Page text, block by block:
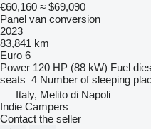
€60,160 ≈ $69,090
Panel van conversion
2023
83,841 km
Euro 6
Power 120 HP (88 kW) Fuel
seats 4 Number of sleeping
Italy, Melito di Napoli
Indie Campers
Contact the seller